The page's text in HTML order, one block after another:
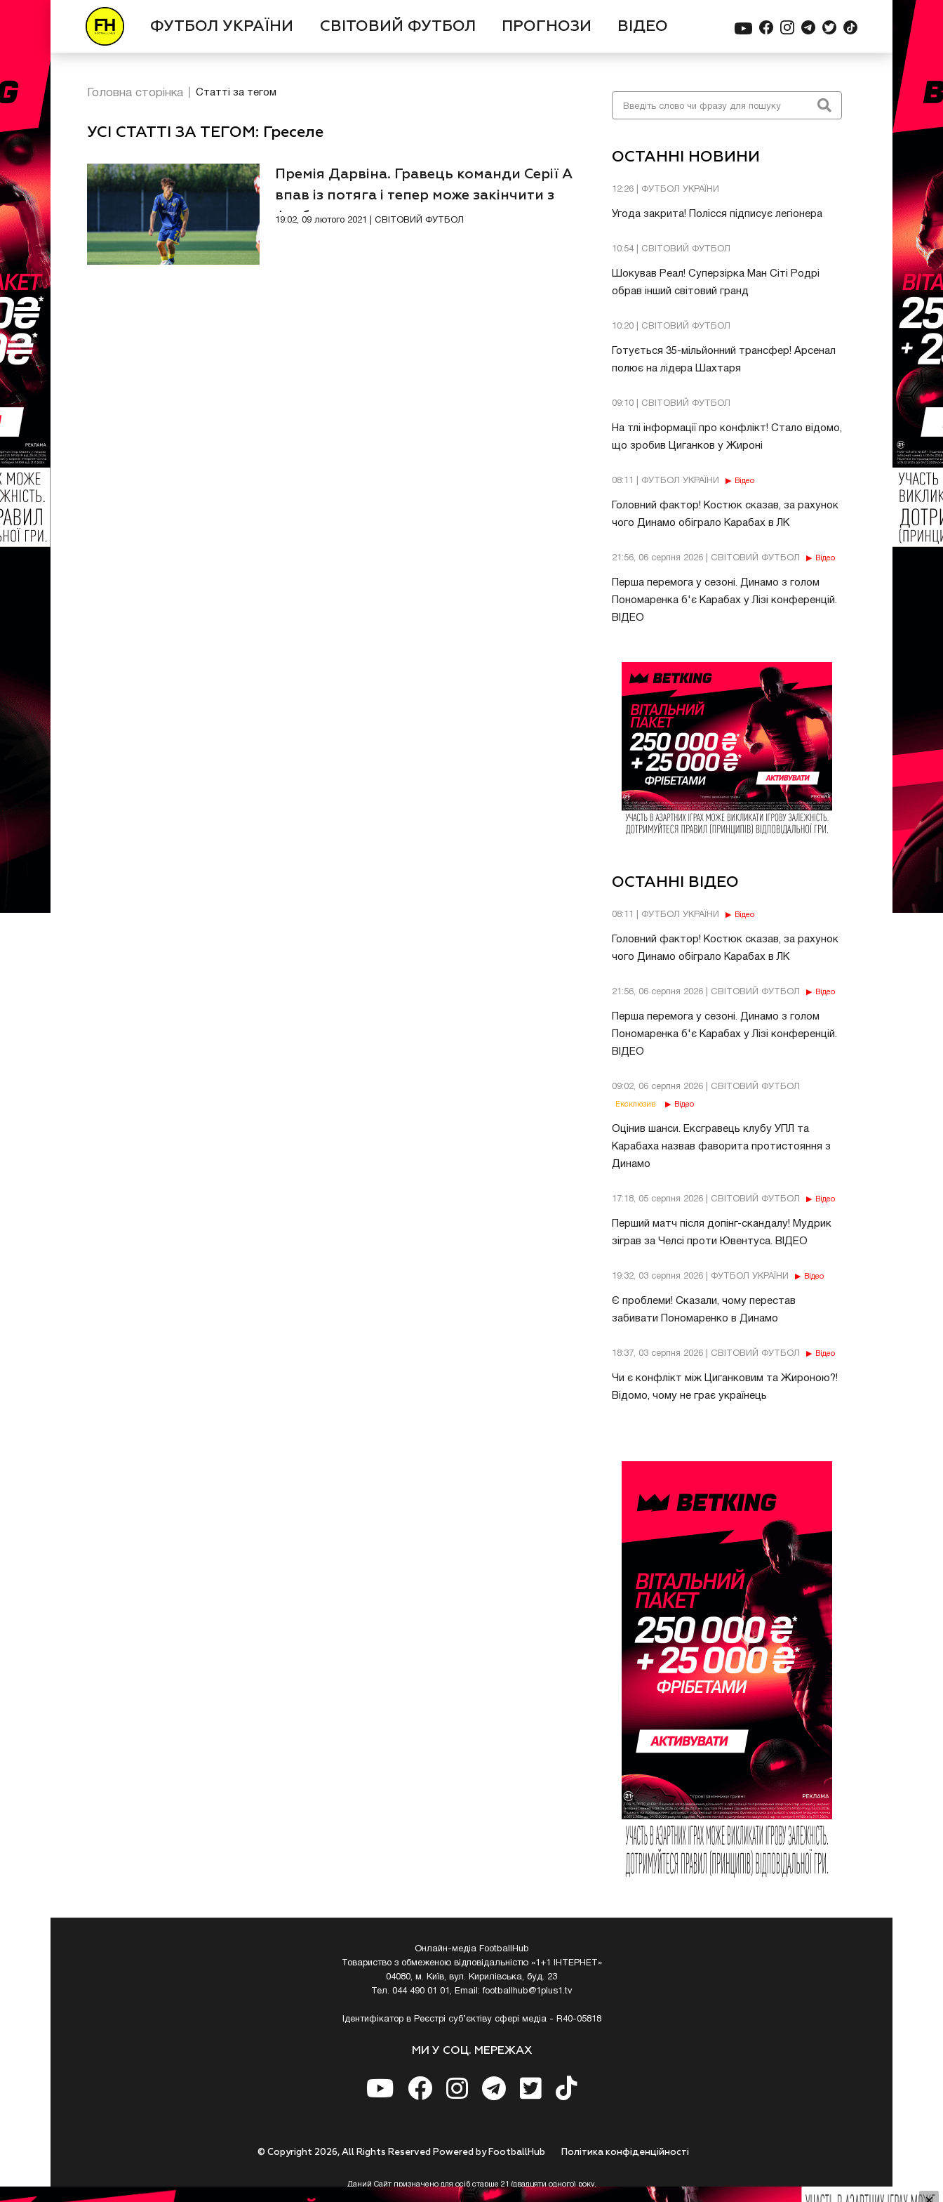
ФУТБОЛ УКРАЇНИ СВІТОВИЙ ФУТБОЛ ПРОГНОЗИ ВІДЕО
ОСТАННІ НОВИНИ
12:26 | ФУТБОЛ УКРАЇНИ
Угода закрита! Полісся підписує легіонера
10:54 | СВІТОВИЙ ФУТБОЛ
Шокував Реал! Суперзірка Ман Сіті Родрі
обрав інший світовий гранд
10:20 | СВІТОВИЙ ФУТБОЛ
Готується 35-мільйонний трансфер! Арсенал
полює на лідера Шахтаря
09:10 | СВІТОВИЙ ФУТБОЛ
На тлі інформації про конфлікт! Стало відомо,
що зробив Циганков у Жироні
08:11 | ФУТБОЛ УКРАЇНИ Відео
Головний фактор! Костюк сказав, за рахунок
чого Динамо обіграло Карабах в ЛК
21:56, 06 серпня 2026 | СВІТОВИЙ ФУТБОЛ Відео
Перша перемога у сезоні. Динамо з голом
Пономаренка б'є Карабах у Лізі конференцій.
ВІДЕО
ОСТАННІ ВІДЕО
08:11 | ФУТБОЛ УКРАЇНИ Відео
Головний фактор! Костюк сказав, за рахунок
чого Динамо обіграло Карабах в ЛК
21:56, 06 серпня 2026 | СВІТОВИЙ ФУТБОЛ Відео
Перша перемога у сезоні. Динамо з голом
Пономаренка б'є Карабах у Лізі конференцій.
ВІДЕО
09:02, 06 серпня 2026 | СВІТОВИЙ ФУТБОЛ
Ексклюзив Відео
Оцінив шанси. Ексгравець клубу УПЛ та
Карабаха назвав фаворита протистояння з
Динамо
17:18, 05 серпня 2026 | СВІТОВИЙ ФУТБОЛ Відео
Перший матч після допінг-скандалу! Мудрик
зіграв за Челсі проти Ювентуса. ВІДЕО
19:32, 03 серпня 2026 | ФУТБОЛ УКРАЇНИ Відео
Є проблеми! Сказали, чому перестав
забивати Пономаренко в Динамо
18:37, 03 серпня 2026 | СВІТОВИЙ ФУТБОЛ Відео
Чи є конфлікт між Циганковим та Жироною?!
Відомо, чому не грає українець
Головна сторінка Статті за тегом
УСІ СТАТТІ ЗА ТЕГОМ: Греселе
Премія Дарвіна. Гравець команди Серії А
впав із потяга і тепер може закінчити з
футболом
19:02, 09 лютого 2021 | СВІТОВИЙ ФУТБОЛ
Онлайн-медіа FootballHub
Товариство з обмеженою відповідальністю «1+1 ІНТЕРНЕТ»
04080, м. Київ, вул. Кирилівська, буд. 23
Тел. 044 490 01 01, Email:footballhub@1plus1.tv
Ідентифікатор в Реєстрі суб’єктіву сфері медіа - R40-05818
МИ У СОЦ. МЕРЕЖАХ
Полiтика конфiденцiйностi
© Copyright 2026, All Rights Reserved Powered by FootballHub
Даний Сайт призначено для осіб старше 21 (двадцяти одного) року.
Приступаючи до використання https://footballhub.ua, Користувач цим підтверджує, що досяг 21-річного віку.